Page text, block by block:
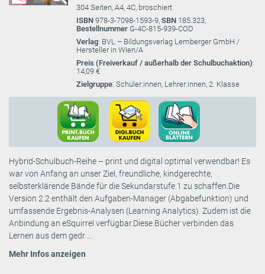
304 Seiten, A4, 4C, broschiert
ISBN 978-3-7098-1593-9, SBN 185.323,
Bestellnummer G-4C-815-939-COD
Verlag: BVL – Bildungsverlag Lemberger GmbH /
Hersteller in Wien/A
Preis (Freiverkauf / außerhalb der Schulbuchaktion):
14,09 €
Zielgruppe: Schüler:innen, Lehrer:innen, 2. Klasse
Hybrid-Schulbuch-Reihe – print und digital optimal verwendbar! Es
war von Anfang an unser Ziel, freundliche, kindgerechte,
selbsterklärende Bände für die Sekundarstufe 1 zu schaffen.Die
Version 2.2 enthält den Aufgaben-Manager (Abgabefunktion) und
umfassende Ergebnis-Analysen (Learning Analytics). Zudem ist die
Anbindung an eSquirrel verfügbar.Diese Bücher verbinden das
Lernen aus dem gedr ...
Mehr Infos anzeigen